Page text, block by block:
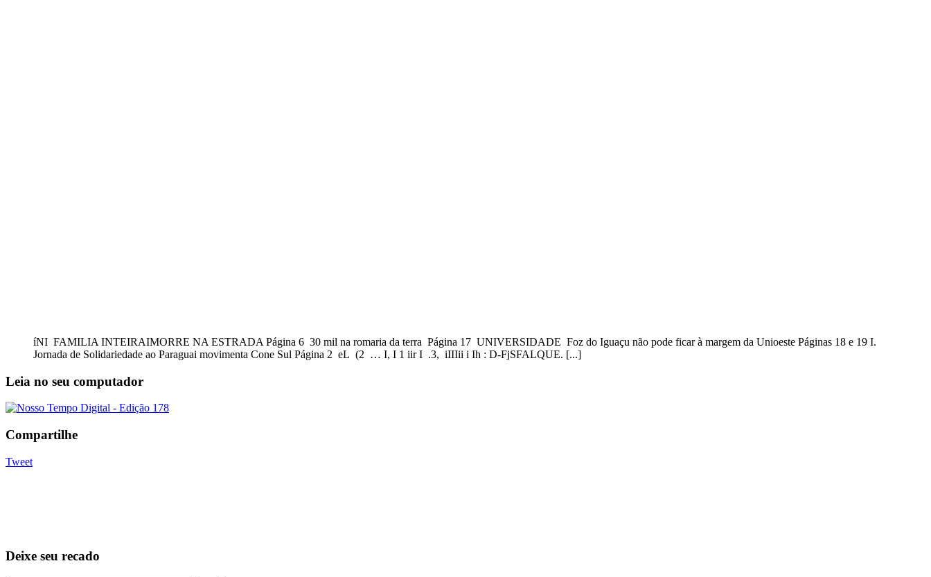
íNI FAMILIA INTEIRAIMORRE NA ESTRADA Página 6 30 mil na romaria da terra Página 17 UNIVERSIDADE Foz do Iguaçu não pode ficar à margem da Unioeste Páginas 18 e 19 I.
Jornada de Solidariedade ao Paraguai movimenta Cone Sul Página 2 eL (2 … I, I 1 iir I .3, iIIIii i Ih : D-FjSFALQUE. [...]
Leia no seu computador
Compartilhe
Tweet
Deixe seu recado